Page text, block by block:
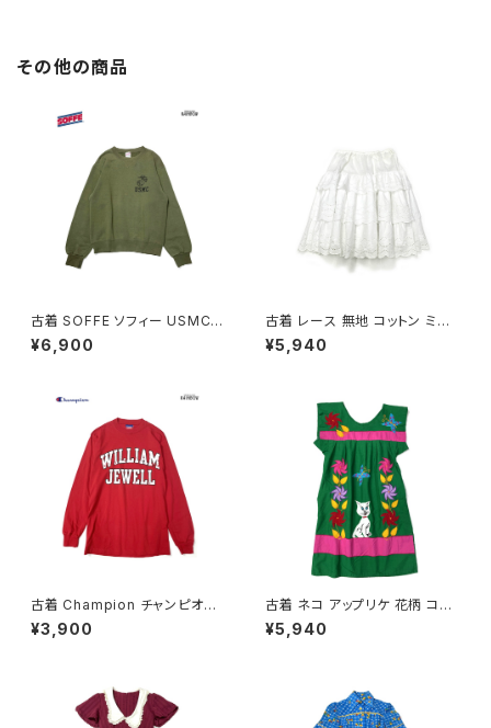
その他の商品
古着 SOFFE ソフィー USMC
アメリカ製 ロゴ 長袖 スウェット
トレーナー 緑 カーキ (ttu2508
¥6,900
古着 レース 無地 コットン ミニ
丈 ティアード スカート 白 (ba2
607001)
¥5,940
古着 Champion チャンピオン
ロゴ コットン100％ 長袖 Ｔシャ
ツ 赤 (ttu2501067)
¥3,900
古着 ネコ アップリケ 花柄 コッ
トン ミニ丈 半袖 ワンピース 緑
(oa2607077)
¥5,940